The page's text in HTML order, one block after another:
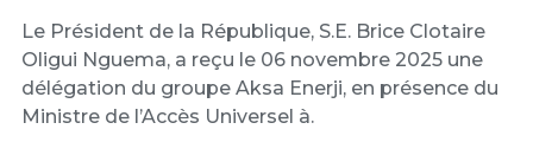
Le Président de la République, S.E. Brice Clotaire
Oligui Nguema, a reçu le 06 novembre 2025 une
délégation du groupe Aksa Enerji, en présence du
Ministre de l’Accès Universel à.